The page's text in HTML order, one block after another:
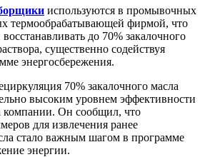
используются в промывочных
термообрабатывающей фирмой, что
до 70% закалочного
существенно содействуя
энергосбережения.
70% закалочного масла
высоким уровнем эффективности
компании. Он сообщил, что
для извлечения ранее
стало важным шагом в программе
энергии.